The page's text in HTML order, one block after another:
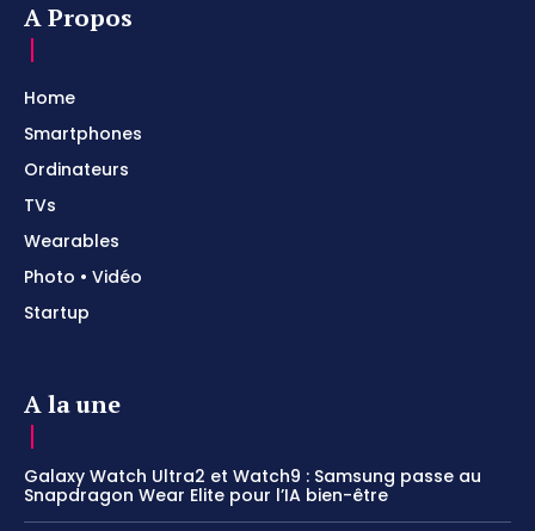
A Propos
Home
Smartphones
Ordinateurs
TVs
Wearables
Photo • Vidéo
Startup
A la une
Galaxy Watch Ultra2 et Watch9 : Samsung passe au
Snapdragon Wear Elite pour l’IA bien-être